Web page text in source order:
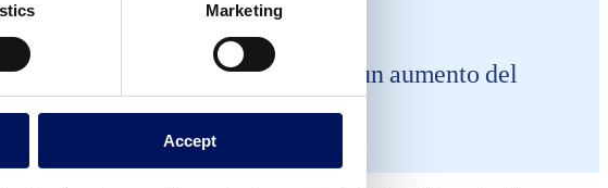
Marketing
Accept
entre el 6% y el 8%, junto con un aumento del